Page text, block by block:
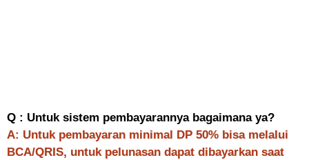
Q : Untuk sistem pembayarannya bagaimana ya?
A: Untuk pembayaran minimal DP 50% bisa melalui
BCA/QRIS, untuk pelunasan dapat dibayarkan saat